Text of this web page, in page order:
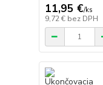
11,95 €/ks
9,72 € bez DPH